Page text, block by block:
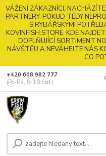
VÁŽENÍ ZÁKAZNÍCI,
PARTNERY. POKUD TEDY
S RYBÁŘSKÝMI
KOVINFISH.STORE, KDE
DOPLŇUJÍCÍ SORTIMENT
NÁVŠTĚU A NEVÁHEJTE NÁS
CO
+420 608 982 777
(Po-Pá, 8-18 hod.)